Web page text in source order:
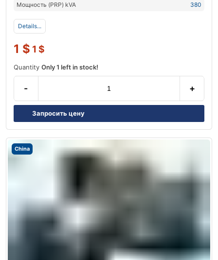
Мощность (PRP) kVA
380
Details...
1 $ 1 $
Quantity Only 1 left in stock!
- +
Запросить цену
China